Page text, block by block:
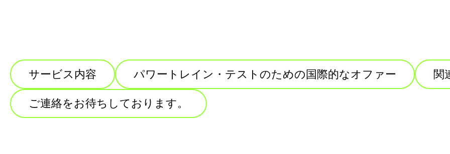
サービス内容 パワートレイン・テストのための国際的なオファー
関
ご連絡をお待ちしております。